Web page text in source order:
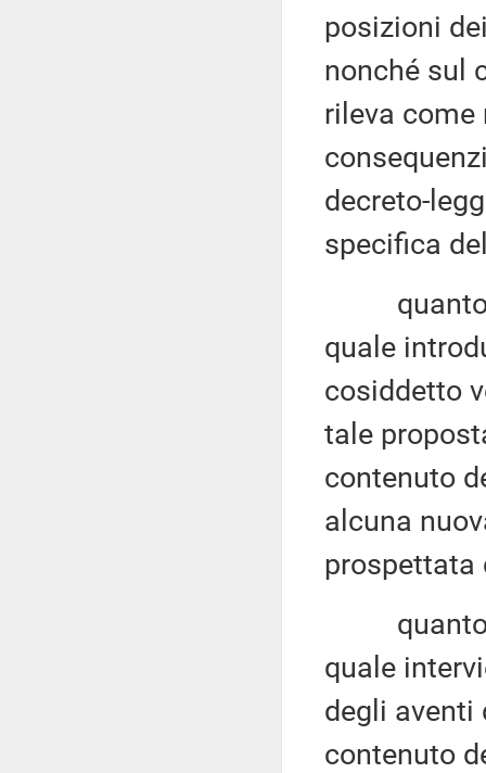
posizioni
nonché sul
rileva come
decreto-
specifica
quanto
quale
cosiddetto
tale
contenuto
alcuna
prospettata
quanto
quale
degli aventi
contenuto